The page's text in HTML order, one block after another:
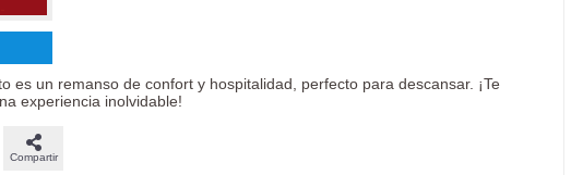
es un remanso de confort y hospitalidad, perfecto para descansar. ¡Te
experiencia inolvidable!
Compartir